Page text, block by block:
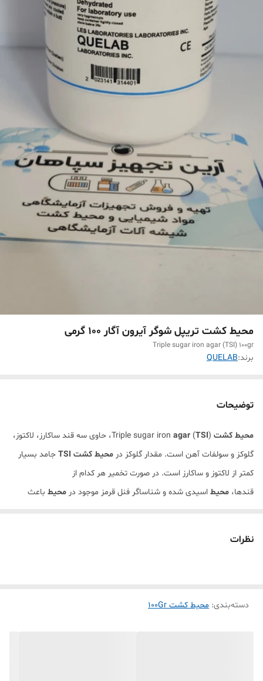
محیط کشت تریپل شوگر آیرون آگار 100 گرمی
Triple sugar iron agar (TSI) 100gr
برند:QUELAB
توضیحات
محیط کشت (Triple sugar iron
agar (TSI
، حاوی سه قند ساکارز، لاکتوز،
گلوکز و سولفات آهن است. مقدار گلوکز در محیط کشت TSI
جامد بسیار
کمتر از لاکتوز و ساکارز است. در صورت تخمیر هر کدام از
قندها، محیط اسیدی شده و شناساگر فنل قرمز موجود در محیط باعث
نظرات
دسته‌بندی: محیط کشت 100Gr